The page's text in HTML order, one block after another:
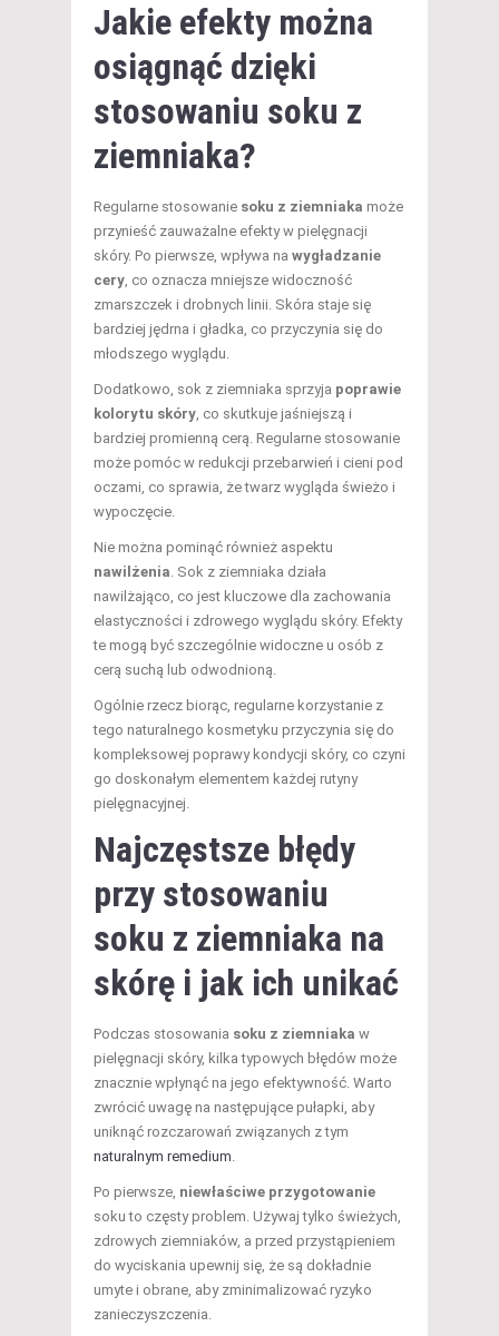
Jakie efekty można
osiągnąć dzięki
stosowaniu soku z
ziemniaka?
Regularne stosowanie soku z ziemniaka może
przynieść zauważalne efekty w pielęgnacji
skóry. Po pierwsze, wpływa na wygładzanie
cery, co oznacza mniejsze widoczność
zmarszczek i drobnych linii. Skóra staje się
bardziej jędrna i gładka, co przyczynia się do
młodszego wyglądu.
Dodatkowo, sok z ziemniaka sprzyja poprawie
kolorytu skóry, co skutkuje jaśniejszą i
bardziej promienną cerą. Regularne stosowanie
może pomóc w redukcji przebarwień i cieni pod
oczami, co sprawia, że twarz wygląda świeżo i
wypoczęcie.
Nie można pominąć również aspektu
nawilżenia. Sok z ziemniaka działa
nawilżająco, co jest kluczowe dla zachowania
elastyczności i zdrowego wyglądu skóry. Efekty
te mogą być szczególnie widoczne u osób z
cerą suchą lub odwodnioną.
Ogólnie rzecz biorąc, regularne korzystanie z
tego naturalnego kosmetyku przyczynia się do
kompleksowej poprawy kondycji skóry, co czyni
go doskonałym elementem każdej rutyny
pielęgnacyjnej.
Najczęstsze błędy
przy stosowaniu
soku z ziemniaka na
skórę i jak ich unikać
Podczas stosowania soku z ziemniaka w
pielęgnacji skóry, kilka typowych błędów może
znacznie wpłynąć na jego efektywność. Warto
zwrócić uwagę na następujące pułapki, aby
uniknąć rozczarowań związanych z tym
naturalnym remedium.
Po pierwsze, niewłaściwe przygotowanie
soku to częsty problem. Używaj tylko świeżych,
zdrowych ziemniaków, a przed przystąpieniem
do wyciskania upewnij się, że są dokładnie
umyte i obrane, aby zminimalizować ryzyko
zanieczyszczenia.